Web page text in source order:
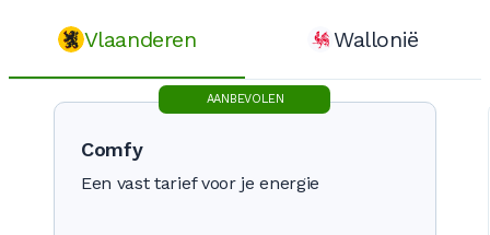
Vlaanderen Wallonië
AANBEVOLEN
Comfy
Een vast tarief voor je energie